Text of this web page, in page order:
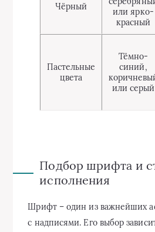
Чёрный
или ярко-
красный
Пастельные
цвета
Тёмно-
синий,
или серый
Подбор шрифта и
исполнения
Шрифт – один из важнейших
с надписями. Его выбор